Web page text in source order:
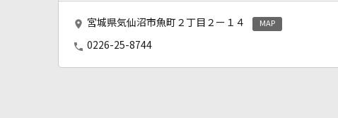
宮城県気仙沼市魚町２丁目２ー１４ MAP
0226-25-8744